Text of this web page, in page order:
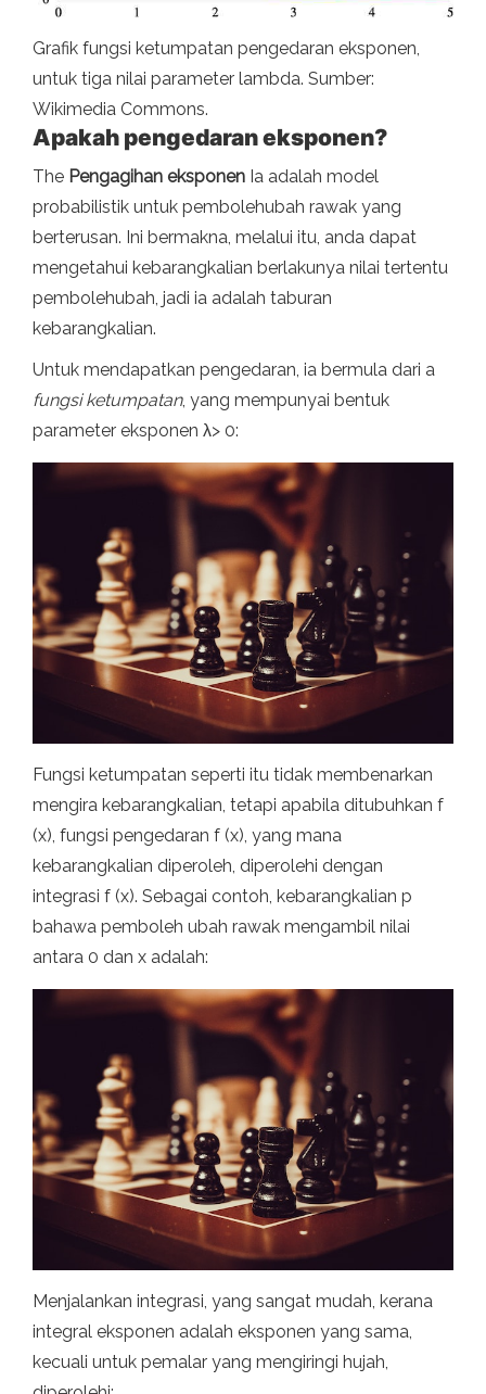
Grafik fungsi ketumpatan pengedaran eksponen,
untuk tiga nilai parameter lambda. Sumber:
Wikimedia Commons.
Apakah pengedaran eksponen?
The Pengagihan eksponen Ia adalah model
probabilistik untuk pembolehubah rawak yang
berterusan. Ini bermakna, melalui itu, anda dapat
mengetahui kebarangkalian berlakunya nilai tertentu
pembolehubah, jadi ia adalah taburan
kebarangkalian.
Untuk mendapatkan pengedaran, ia bermula dari a
fungsi ketumpatan, yang mempunyai bentuk
parameter eksponen λ> 0:
Fungsi ketumpatan seperti itu tidak membenarkan
mengira kebarangkalian, tetapi apabila ditubuhkan f
(x), fungsi pengedaran f (x), yang mana
kebarangkalian diperoleh, diperolehi dengan
integrasi f (x). Sebagai contoh, kebarangkalian p
bahawa pemboleh ubah rawak mengambil nilai
antara 0 dan x adalah:
Menjalankan integrasi, yang sangat mudah, kerana
integral eksponen adalah eksponen yang sama,
kecuali untuk pemalar yang mengiringi hujah,